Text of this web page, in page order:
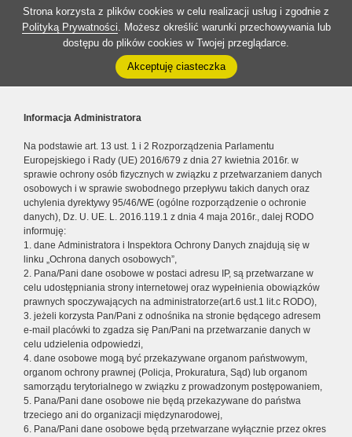
Strona korzysta z plików cookies w celu realizacji usług i zgodnie z
Polityką Prywatności. Możesz określić warunki przechowywania lub
dostępu do plików cookies w Twojej przeglądarce.
Akceptuję ciasteczka
Informacja Administratora
Na podstawie art. 13 ust. 1 i 2 Rozporządzenia Parlamentu
Europejskiego i Rady (UE) 2016/679 z dnia 27 kwietnia 2016r. w
sprawie ochrony osób fizycznych w związku z przetwarzaniem danych
osobowych i w sprawie swobodnego przepływu takich danych oraz
uchylenia dyrektywy 95/46/WE (ogólne rozporządzenie o ochronie
danych), Dz. U. UE. L. 2016.119.1 z dnia 4 maja 2016r., dalej RODO
informuję:
1. dane Administratora i Inspektora Ochrony Danych znajdują się w
linku „Ochrona danych osobowych”,
2. Pana/Pani dane osobowe w postaci adresu IP, są przetwarzane w
celu udostępniania strony internetowej oraz wypełnienia obowiązków
prawnych spoczywających na administratorze(art.6 ust.1 lit.c RODO),
3. jeżeli korzysta Pan/Pani z odnośnika na stronie będącego adresem
e-mail placówki to zgadza się Pan/Pani na przetwarzanie danych w
celu udzielenia odpowiedzi,
4. dane osobowe mogą być przekazywane organom państwowym,
organom ochrony prawnej (Policja, Prokuratura, Sąd) lub organom
samorządu terytorialnego w związku z prowadzonym postępowaniem,
5. Pana/Pani dane osobowe nie będą przekazywane do państwa
trzeciego ani do organizacji międzynarodowej,
6. Pana/Pani dane osobowe będą przetwarzane wyłącznie przez okres